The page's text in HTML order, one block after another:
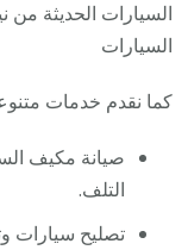
السيارات الحديثة
السيارات
كما نقدم خدمات
صيانة مكيف
التلف.
تصليح سيارات